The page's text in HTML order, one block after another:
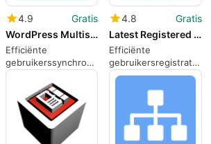
4.9
Gratis
WordPress Multisite User SyncUnsync
Efficiënte
gebruikerssynchronisatie
voor WordPress
Multisite
4.8
Gratis
Latest Registered Users
Efficiënte
gebruikersregistratie
met Latest
Registered Users